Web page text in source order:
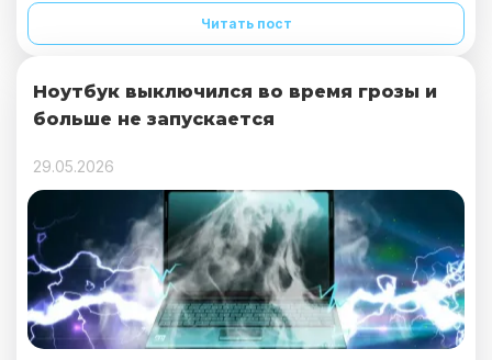
Читать пост
Ноутбук выключился во время грозы и
больше не запускается
29.05.2026